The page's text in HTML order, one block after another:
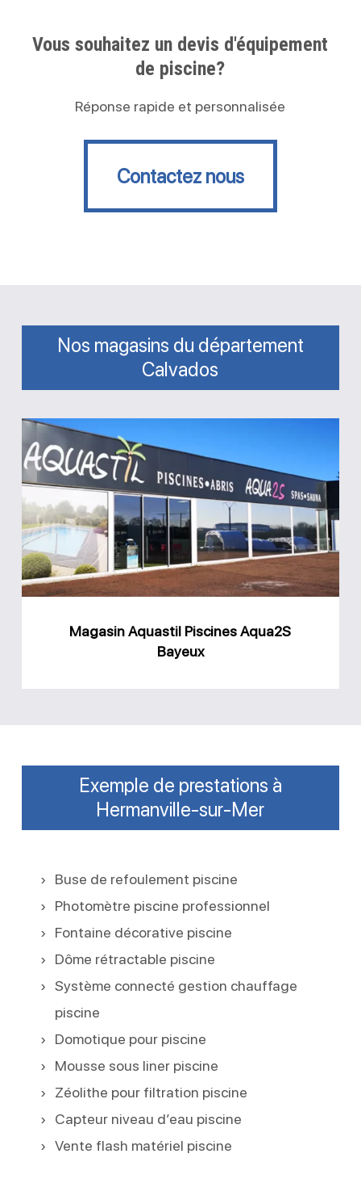
Vous souhaitez un devis d'équipement
de piscine?
Réponse rapide et personnalisée
Contactez nous
Contactez nous
Nos magasins du département
Calvados
Aquastil
Piscines
Aqua2S
Bayeux
Magasin Aquastil Piscines Aqua2S
Bayeux
Exemple de prestations à
Hermanville-sur-Mer
Buse de refoulement piscine
Photomètre piscine professionnel
Fontaine décorative piscine
Dôme rétractable piscine
Système connecté gestion chauffage
piscine
Domotique pour piscine
Mousse sous liner piscine
Zéolithe pour filtration piscine
Capteur niveau d’eau piscine
Vente flash matériel piscine